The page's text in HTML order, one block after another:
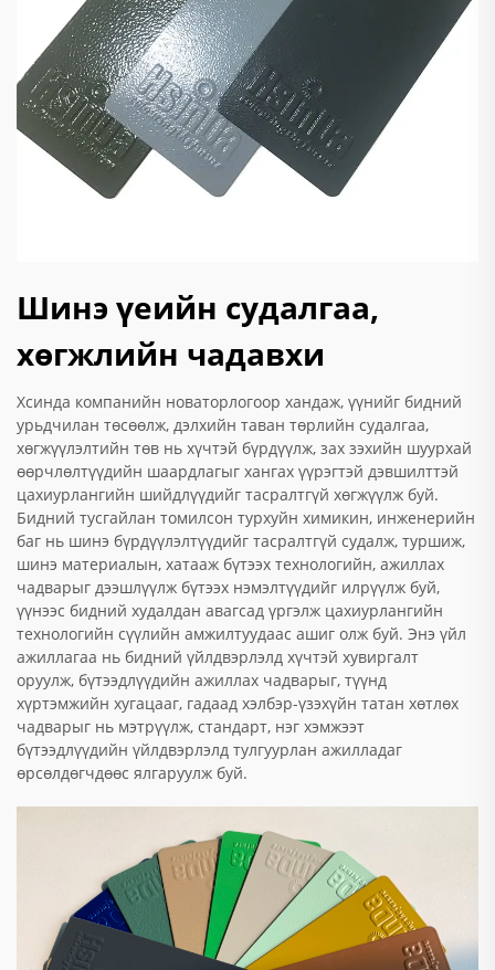
Шинэ үеийн судалгаа,
хөгжлийн чадавхи
Хсинда компанийн новаторлогоор хандаж, үүнийг бидний
урьдчилан төсөөлж, дэлхийн таван төрлийн судалгаа,
хөгжүүлэлтийн төв нь хүчтэй бүрдүүлж, зах зэхийн шуурхай
өөрчлөлтүүдийн шаардлагыг хангах үүрэгтэй дэвшилттэй
цахиурлангийн шийдлүүдийг тасралтгүй хөгжүүлж буй.
Бидний тусгайлан томилсон турхуйн химикин, инженерийн
баг нь шинэ бүрдүүлэлтүүдийг тасралтгүй судалж, туршиж,
шинэ материалын, хатааж бүтээх технологийн, ажиллах
чадварыг дээшлүүлж бүтээх нэмэлтүүдийг илрүүлж буй,
үүнээс бидний худалдан авагсад үргэлж цахиурлангийн
технологийн сүүлийн амжилтуудаас ашиг олж буй. Энэ үйл
ажиллагаа нь бидний үйлдвэрлэлд хүчтэй хувиргалт
оруулж, бүтээдлүүдийн ажиллах чадварыг, түүнд
хүртэмжийн хугацааг, гадаад хэлбэр-үзэхүйн татан хөтлөх
чадварыг нь мэтрүүлж, стандарт, нэг хэмжээт
бүтээдлүүдийн үйлдвэрлэлд тулгуурлан ажилладаг
өрсөлдөгчдөөс ялгаруулж буй.